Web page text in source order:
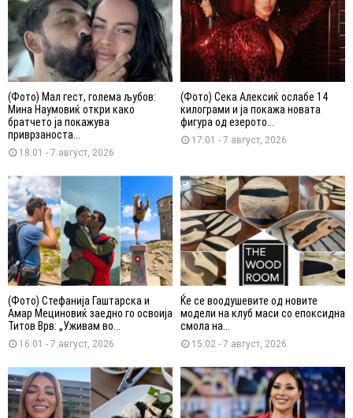
(Фото) Мал гест, голема љубов:
Мина Наумовиќ откри како
братчето ја покажува
приврзаноста...
18:01 - 7 август, 2026
(Фото) Сека Алексиќ ослабе 14
килограми и ја покажа новата
фигура од езерото...
17:01 - 7 август, 2026
(Фото) Стефанија Гаштарска и
Амар Мециновиќ заедно го освоија
Титов Врв: „Уживам во...
16:01 - 7 август, 2026
Ќе се воодушевите од новите
модели на клуб маси со епоксидна
смола на...
15:02 - 7 август, 2026